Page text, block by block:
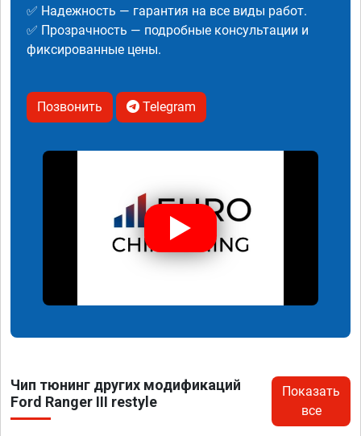
✅ Надежность — гарантия на все виды работ.
✅ Прозрачность — подробные консультации и
фиксированные цены.
Позвонить Telegram
Чип тюнинг других модификаций
Ford Ranger III restyle
Показать
все